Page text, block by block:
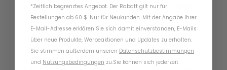
Schlösser
-Zubehör
„Wir haben unser
*Zeitlich begrenztes Angebot. Der Rabatt gilt nur für
Bestellungen ab 60 $. Nur für Neukunden. Mit der Angabe Ihrer
E-Mail-Adresse erklären Sie sich damit einverstanden, E-Mails
über neue Produkte, Werbeaktionen und Updates zu erhalten.
Sie stimmen außerdem unseren Datenschutzbestimmungen
und Nutzungsbedingungen zu.Sie können sich jederzeit